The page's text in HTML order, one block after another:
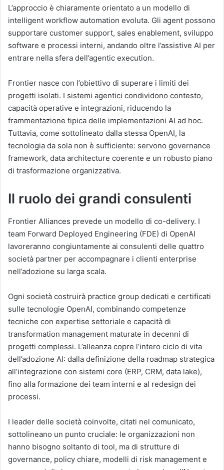
L’approccio è chiaramente orientato a un modello di
intelligent workflow automation evoluta. Gli agent possono
supportare customer support, sales enablement, sviluppo
software e processi interni, andando oltre l’assistive AI per
entrare nella sfera dell’agentic execution.
Frontier nasce con l’obiettivo di superare i limiti dei
progetti isolati. I sistemi agentici condividono contesto,
capacità operative e integrazioni, riducendo la
frammentazione tipica delle implementazioni AI ad hoc.
Tuttavia, come sottolineato dalla stessa OpenAI, la
tecnologia da sola non è sufficiente: servono governance
framework, data architecture coerente e un robusto piano
di trasformazione organizzativa.
Il ruolo dei grandi consulenti
Frontier Alliances prevede un modello di co-delivery. I
team Forward Deployed Engineering (FDE) di OpenAI
lavoreranno congiuntamente ai consulenti delle quattro
società partner per accompagnare i clienti enterprise
nell’adozione su larga scala.
Ogni società costruirà practice group dedicati e certificati
sulle tecnologie OpenAI, combinando competenze
tecniche con expertise settoriale e capacità di
transformation management maturate in decenni di
progetti complessi. L’alleanza copre l’intero ciclo di vita
dell’adozione AI: dalla definizione della roadmap strategica
all’integrazione con sistemi core (ERP, CRM, data lake),
fino alla formazione dei team interni e al redesign dei
processi.
I leader delle società coinvolte, citati nel comunicato,
sottolineano un punto cruciale: le organizzazioni non
hanno bisogno soltanto di tool, ma di strutture di
governance, policy chiare, modelli di risk management e